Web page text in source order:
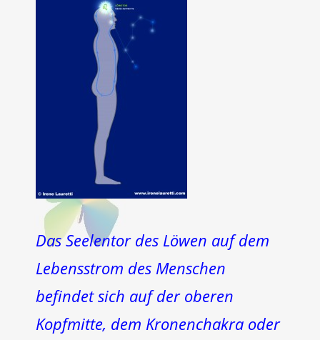
Das Seelentor des Löwen auf dem
Lebensstrom des Menschen
befindet sich auf der oberen
Kopfmitte, dem Kronenchakra oder